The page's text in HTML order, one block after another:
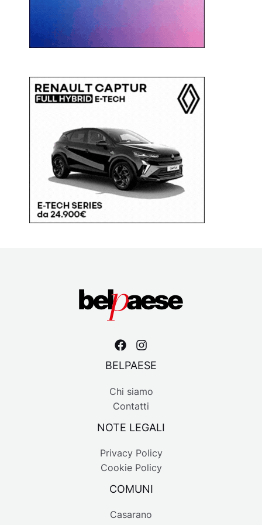
BELPAESE
Chi siamo
Contatti
NOTE LEGALI
Privacy Policy
Cookie Policy
COMUNI
Casarano